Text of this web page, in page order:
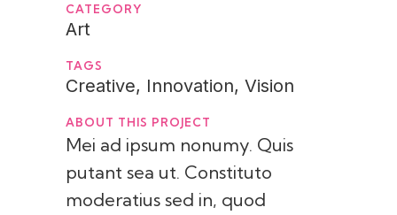
CATEGORY
Art
TAGS
Creative, Innovation, Vision
ABOUT THIS PROJECT
Mei ad ipsum nonumy. Quis
putant sea ut. Constituto
moderatius sed in, quod